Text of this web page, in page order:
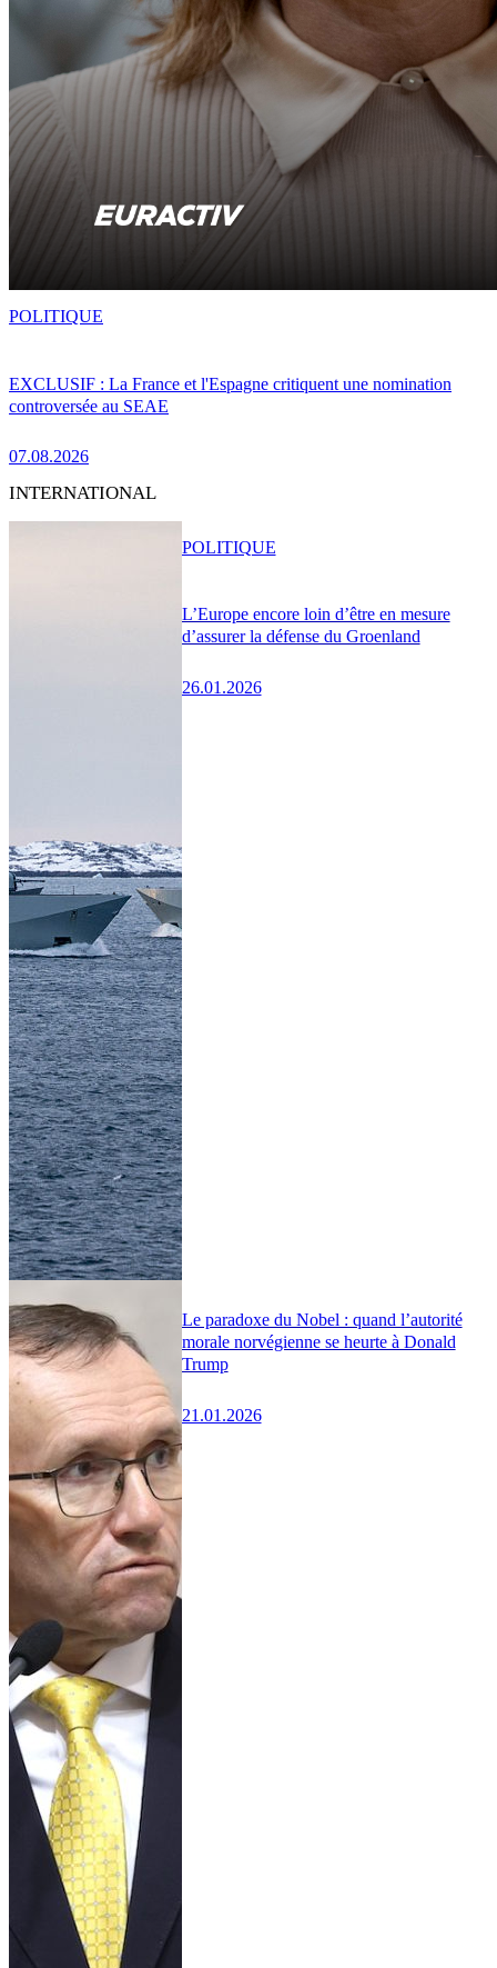
EXCLUSIF : La France et l'Espagne critiquent une nomination
controversée au SEAE
07.08.2026
POLITIQUE
INTERNATIONAL
L’Europe encore loin d’être en mesure
d’assurer la défense du Groenland
26.01.2026
POLITIQUE
Le paradoxe du Nobel : quand l’autorité
morale norvégienne se heurte à Donald
Trump
21.01.2026